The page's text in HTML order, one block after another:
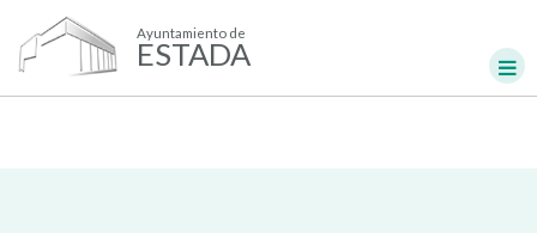
Ayuntamiento de
ESTADA